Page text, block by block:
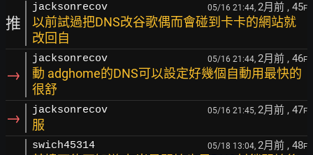
推
jacksonrecov 05/16 21:44, 2月前 , 45F
以前試過把DNS改谷歌偶而會碰到卡卡的網站就
改回自
→
jacksonrecov 05/16 21:44, 2月前 , 46F
動 adghome的DNS可以設定好幾個自動用最快的
很舒
→ jacksonrecov 05/16 21:45, 2月前 , 47F
服
swich45314 05/18 13:04, 2月前 , 48F